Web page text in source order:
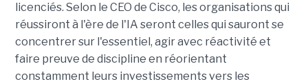
licenciés. Selon le CEO de Cisco, les organisations qui
réussiront à l'ère de l'IA seront celles qui sauront se
concentrer sur l'essentiel, agir avec réactivité et
faire preuve de discipline en réorientant
constamment leurs investissements vers les